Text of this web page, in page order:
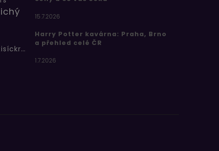
Bertíkovy fazolky tisíckrát jinak
15.7.2026
Harry Potter kavárna: Praha, Brno
a přehled celé ČR
1.7.2026